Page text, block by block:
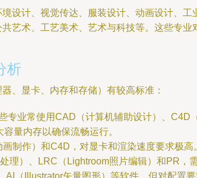
设计、视觉传达、服装设计、动画设计、
艺术、工艺美术、艺术与科技等。这些专
析
、显卡、内存和存储）有较高标准：
专业常使用CAD（计算机辅助设计）、C4D
量内存以确保流畅运行。
制作）和C4D，对显卡和渲染速度要求极高
理）、LRC（Lightroom照片编辑）和PR，
（Illustrator矢量图形）等软件，但对配置